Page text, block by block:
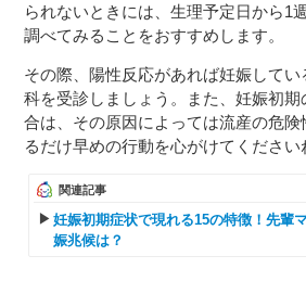
られないときには、生理予定日から1
調べてみることをおすすめします。
その際、陽性反応があれば妊娠してい
科を受診しましょう。また、妊娠初
合は、その原因によっては流産の危険
るだけ早めの行動を心がけてください
関連記事
妊娠初期症状で現れる15の特徴！先輩
娠兆候は？